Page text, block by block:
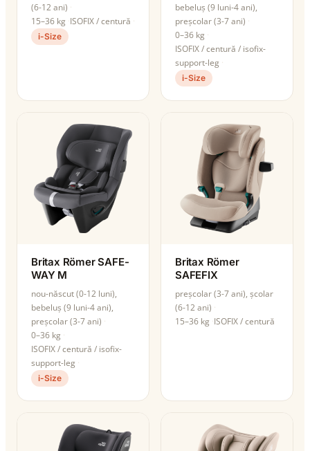
(6-12 ani)
15–36 kg ISOFIX / centură
i-Size
bebeluș (9 luni-4 ani),
preșcolar (3-7 ani)
0–36 kg
ISOFIX / centură / isofix-
support-leg
i-Size
Britax Römer SAFE-
WAY M
nou-născut (0-12 luni),
bebeluș (9 luni-4 ani),
preșcolar (3-7 ani)
0–36 kg
ISOFIX / centură / isofix-
support-leg
i-Size
Britax Römer
SAFEFIX
preșcolar (3-7 ani), școlar
(6-12 ani)
15–36 kg ISOFIX / centură